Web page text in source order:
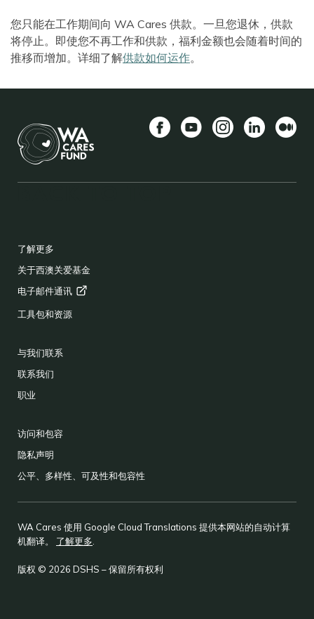
您只能在工作期间向 WA Cares 供款。一旦您退休，供款
将停止。即使您不再工作和供款，福利金额也会随着时间的
推移而增加。详细了解供款如何运作。
了解更多
关于西澳关爱基金
电子邮件通讯
工具包和资源
与我们联系
联系我们
职业
访问和包容
隐私声明
公平、多样性、可及性和包容性
WA Cares 使用 Google Cloud Translations 提供本网站的自动计算
机翻译。 了解更多
版权 © 2026 DSHS – 保留所有权利